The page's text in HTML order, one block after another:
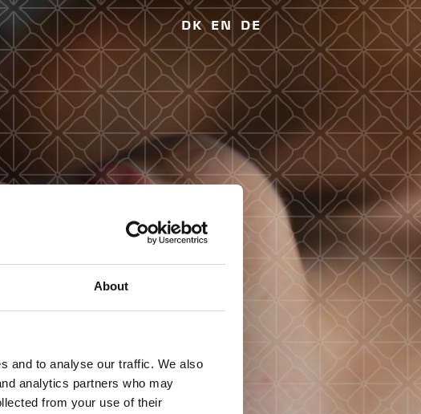
About
and to analyse our traffic. We also
analytics partners who may
from your use of their
DK EN DE